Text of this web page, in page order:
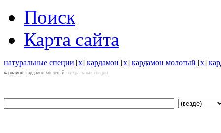
Поиск
Карта сайта
натуральные специи [x] кардамон [x] кардамон молотый [x]
кардамон кардамон молотый натуральные специи